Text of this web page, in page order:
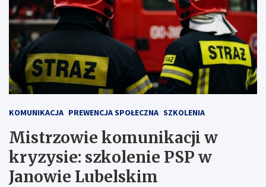
KOMUNIKACJA PREWENCJA SPOŁECZNA SZKOLENIA
Mistrzowie komunikacji w
kryzysie: szkolenie PSP w
Janowie Lubelskim